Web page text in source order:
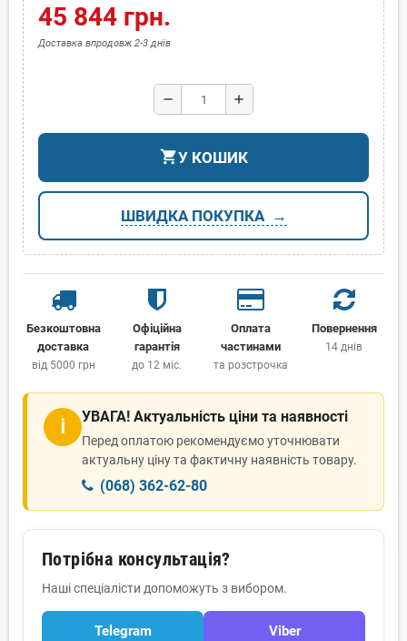
45 844 грн.
Доставка впродовж 2-3 днів
remove add
shopping_cartУ КОШИК
ШВИДКА ПОКУПКА
Безкоштовна
доставка
від 5000 грн
Офіційна
гарантія
до 12 міс.
Оплата
частинами
та розстрочка
Повернення
14 днів
ℹ УВАГА! Актуальність ціни та наявності
Перед оплатою рекомендуємо уточнювати
актуальну ціну та фактичну наявність товару.
(068) 362-62-80
Потрібна консультація?
Наші спеціалісти допоможуть з вибором.
Telegram Viber